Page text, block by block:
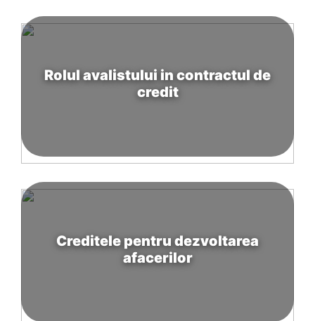
Rolul avalistului in contractul de
credit
Creditele pentru dezvoltarea
afacerilor